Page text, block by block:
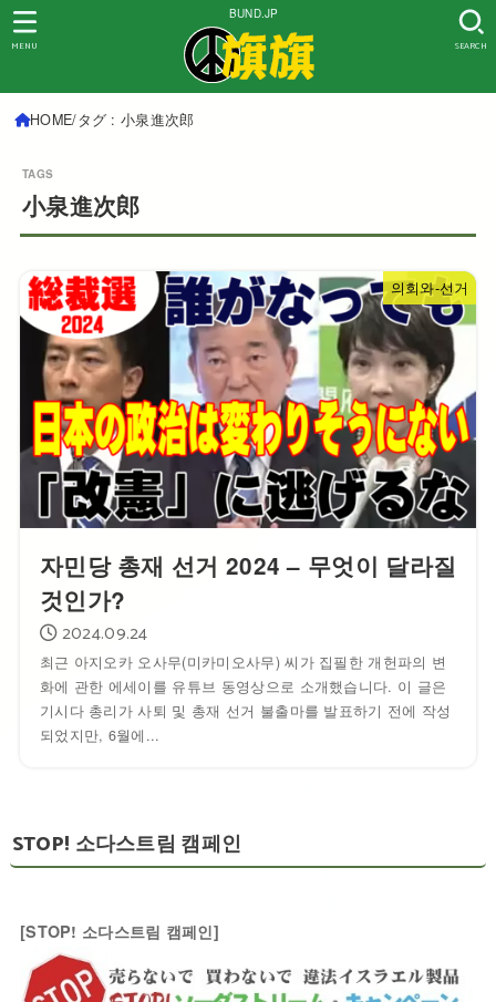
BUND.JP
SEARCH
MENU
HOME タグ : 小泉進次郎
小泉進次郎
의회와-선거
자민당 총재 선거 2024 – 무엇이 달라질
것인가?
2024.09.24
최근 아지오카 오사무(미카미오사무) 씨가 집필한 개헌파의 변
화에 관한 에세이를 유튜브 동영상으로 소개했습니다. 이 글은
기시다 총리가 사퇴 및 총재 선거 불출마를 발표하기 전에 작성
되었지만, 6월에...
STOP! 소다스트림 캠페인
[STOP! 소다스트림 캠페인]